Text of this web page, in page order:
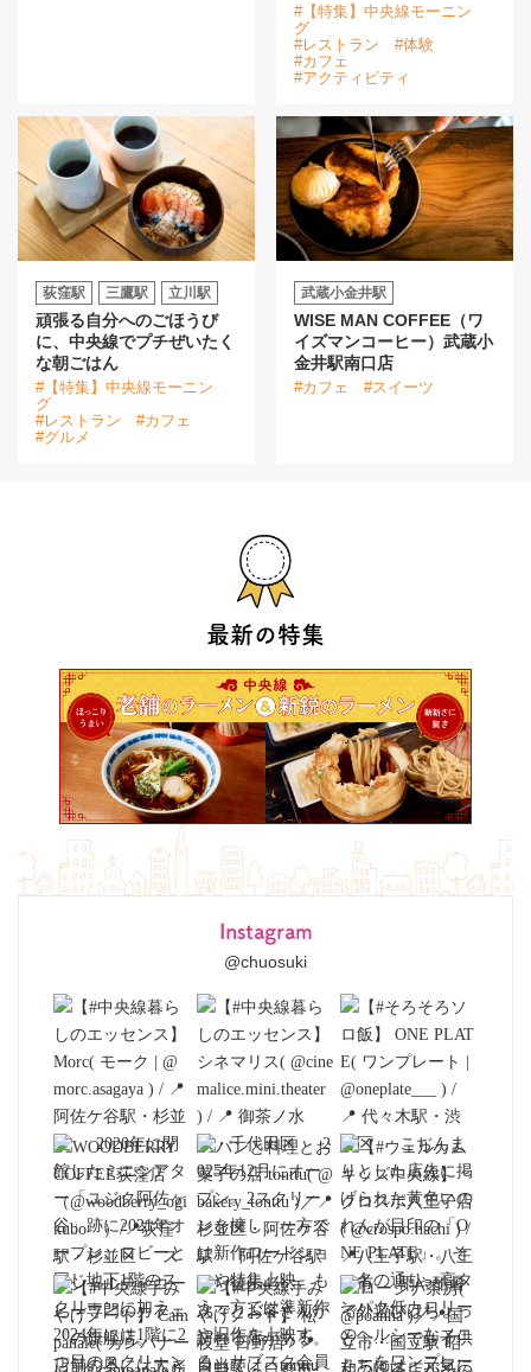
最新の特集
Instagram
@chuosuki
#【特集】中央線モーニン
グ
#レストラン
#体験
#カフェ
#アクティビティ
荻窪駅 三鷹駅 立川駅
頑張る自分へのごほうび
に、中央線でプチぜいたく
な朝ごはん
#【特集】中央線モーニン
グ
#レストラン
#カフェ
#グルメ
武蔵小金井駅
WISE MAN COFFEE（ワ
イズマンコーヒー）武蔵小
金井駅南口店
#カフェ #スイーツ